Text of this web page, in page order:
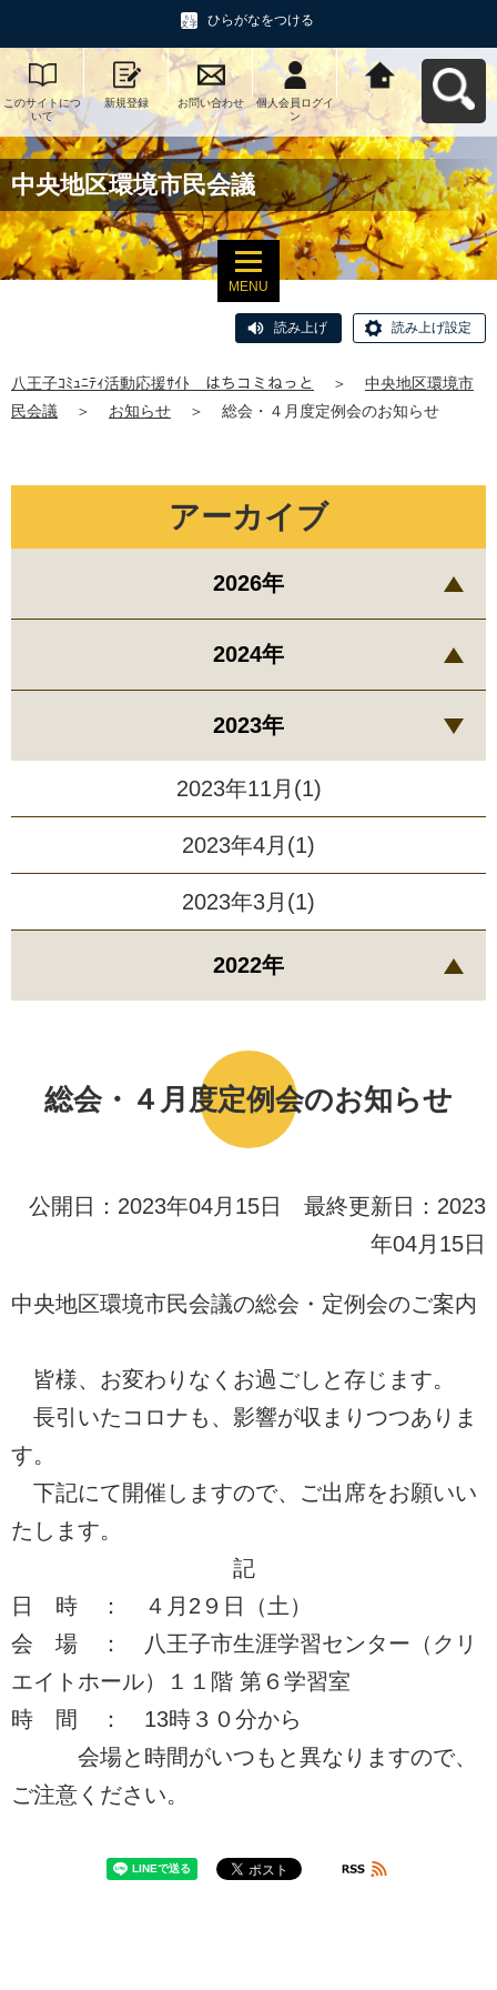
ひらがなをつける
このサイトにつ
いて
新規登録 お問い合わせ
個人会員ログイ
ン
八王子ｺﾐｭﾆﾃｨ活
動応援ｻｲﾄ はち
コミねっとへ戻
る
中央地区環境市民会議
MENU
読み上げ 読み上げ設定
八王子ｺﾐｭﾆﾃｨ活動応援ｻｲﾄ はちコミねっと ＞
中央地区環境市
民会議
＞ お知らせ ＞ 総会・４月度定例会のお知らせ
総会・４月度定例会のお知らせ
公開日：2023年04月15日 最終更新日：2023
年04月15日
中央地区環境市民会議の総会・定例会のご案内
皆様、お変わりなくお過ごしと存じます。
長引いたコロナも、影響が収まりつつありま
す。
下記にて開催しますので、ご出席をお願いい
たします。
記
日 時 ： ４月2９日（土）
会 場 ： 八王子市生涯学習センター（クリ
エイトホール）１１階 第６学習室
時 間 ： 13時３０分から
会場と時間がいつもと異なりますので、
ご注意ください。
アーカイブ
2026年
2024年
2023年
2023年11月(1)
2023年4月(1)
2023年3月(1)
2022年